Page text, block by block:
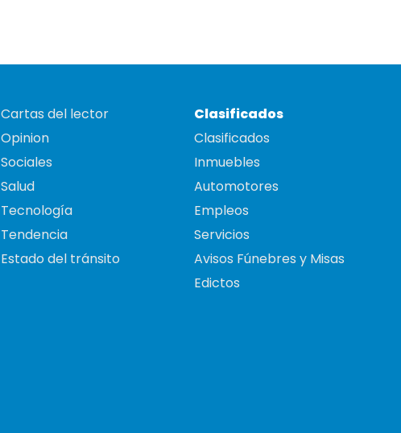
Cartas del lector
Opinion
Sociales
Salud
Tecnología
Tendencia
Estado del tránsito
Clasificados
Clasificados
Inmuebles
Automotores
Empleos
Servicios
Avisos Fúnebres y Misas
Edictos